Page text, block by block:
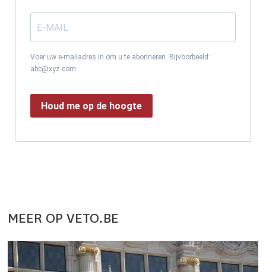
Voer uw e-mailadres in om u te abonneren. Bijvoorbeeld:
abc@xyz.com.
Houd me op de hoogte
MEER OP VETO.BE